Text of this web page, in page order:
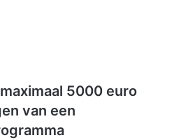
5000 euro
van een